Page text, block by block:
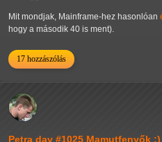
Mit mondjak, Mainframe-hez hasonlóan
hogy a második 40 is ment).
17 hozzászólás
Petra day #1025 Mamutfenyők :)